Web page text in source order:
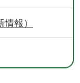
報）